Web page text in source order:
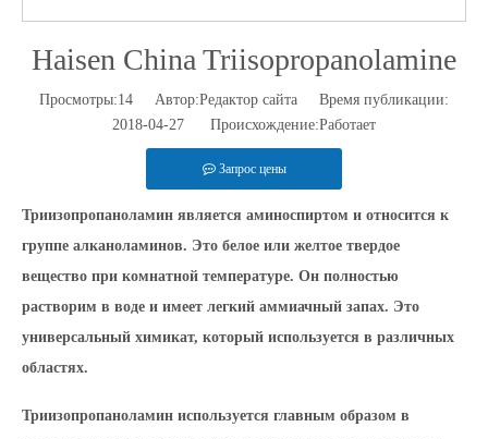
Haisen China Triisopropanolamine
Просмотры:14 Автор:Pедактор сайта Время публикации:
2018-04-27 Происхождение:Работает
Запрос цены
Триизопропаноламин является аминоспиртом и относится к
группе алканоламинов. Это белое или желтое твердое
вещество при комнатной температуре. Он полностью
растворим в воде и имеет легкий аммиачный запах. Это
универсальный химикат, который используется в различных
областях.
Триизопропаноламин используется главным образом в